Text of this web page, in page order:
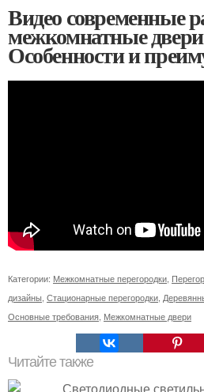
Видео современные
межкомнатные
Особенности и
Категории: Межкомнатные перегородки
дизайны Стационарные перегородки
Основные требования Межкомнатные двери
Читайте также